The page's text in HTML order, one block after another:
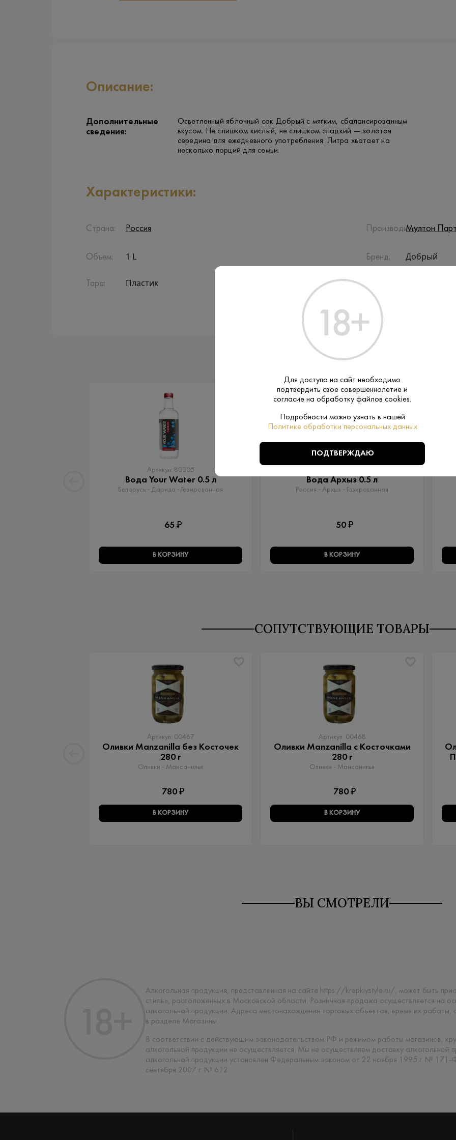
Описание:
Дополнительные
сведения:
Осветленный яблочный сок Добрый с мягким, сбалансированным
вкусом. Не слишком кислый, не слишком сладкий — золотая
середина для ежедневного употребления. Литра хватает на
несколько порций для семьи.
Характеристики:
Страна: Россия Производитель:
Мултон
Объем: 1 L Бренд: Добрый
Тара: Пластик
ПОХОЖИЕ
Артикул: 80005
Вода Your Water 0.5 л
Белорусь - Дарида - Газированная
65 ₽
В КОРЗИНУ
Вода Архыз 0.5 л
Россия - Архыз - Газированная
50 ₽
В КОРЗИНУ
СОПУТСТВУЮЩИЕ ТОВАРЫ
Артикул: 00467
Оливки Manzanilla без Косточек
280 г
Оливки - Мансанилья
780 ₽
В КОРЗИНУ
Артикул: 00468
Оливки Manzanilla с Косточками
280 г
Оливки - Мансанилья
780 ₽
В КОРЗИНУ
ВЫ СМОТРЕЛИ
Алкогольная продукция, представленная на сайте https://krepkiystyle.ru/, может быть
стиль», расположенных в Московской области. Розничная продажа осуществляется на
алкогольной продукции. Адреса местонахождения торговых объектов, время их
в разделе Магазины.
В соответствии с действующим законодательством РФ и режимом работы магазинов,
алкогольной продукции не осуществляется. Мы не осуществляем доставку
алкогольной продукции установлен Федеральным законом от 22 ноября 1995 г. №
сентября 2007 г. № 612.
Для доступа на сайт необходимо
подтвердить свое совершеннолетие и
согласие на обработку файлов cookies.
Подробности можно узнать в нашей
Политике обработки персональных данных
ПОДТВЕРЖДАЮ